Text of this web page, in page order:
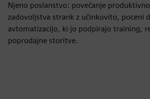
Njeno poslanstvo: povečanje
zadovoljstva strank z učinkovito, poceni
avtomatizacijo, ki jo podpirajo training,
poprodajne storitve.